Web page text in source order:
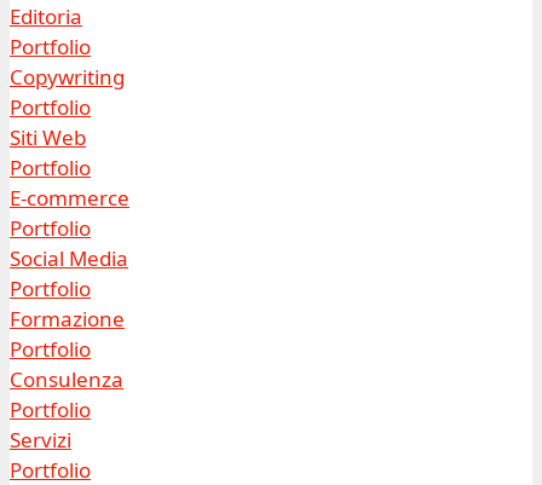
Editoria
Portfolio
Copywriting
Portfolio
Siti Web
Portfolio
E-commerce
Portfolio
Social Media
Portfolio
Formazione
Portfolio
Consulenza
Portfolio
Servizi
Portfolio